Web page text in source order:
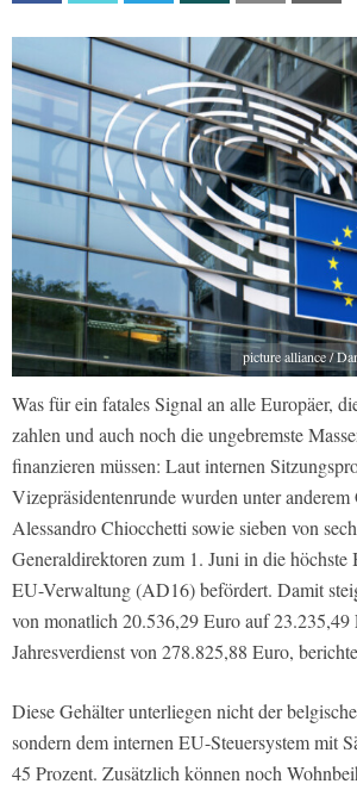
picture alliance /
Was für ein fatales Signal an alle Europäer,
zahlen und auch noch die ungebremste
finanzieren müssen: Laut internen
Vizepräsidentenrunde wurden unter anderem
Alessandro Chiocchetti sowie sieben von
Generaldirektoren zum 1. Juni in die höchste
EU-Verwaltung (AD16) befördert. Damit
von monatlich 20.536,29 Euro auf 23.235,49
Jahresverdienst von 278.825,88 Euro,
Diese Gehälter unterliegen nicht der
sondern dem internen EU-Steuersystem mit
45 Prozent. Zusätzlich können noch